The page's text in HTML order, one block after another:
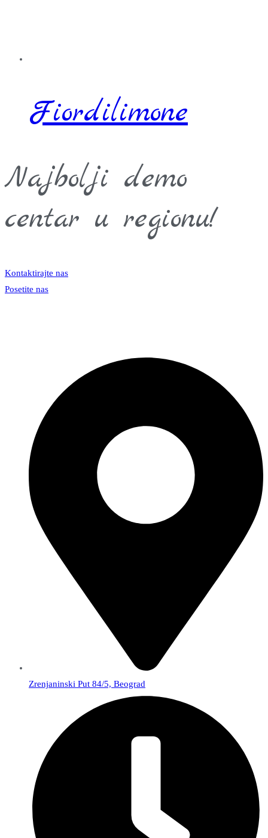
Fiordilimone
Najbolji demo
centar u regionu!
Kontaktirajte nas
Posetite nas
Zrenjaninski Put 84/5, Beograd